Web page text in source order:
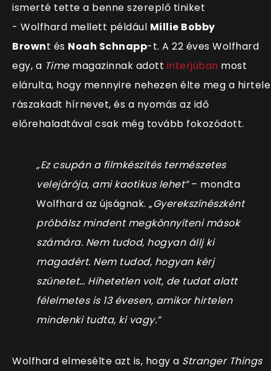
ismerté tette a benne szereplő tiniket
- Wolfhard mellett például Millie Bobby
Brownt és Noah Schnapp-t. A 22 éves Wolfhard
egy, a Timemagazinnak adott interjúban most
elárulta, hogy mennyire nehezen élte meg a
rászakadt hírnevet, és a nyomás az idő
előrehaladtával csak még tovább fokozódott.
„Ez csupán a filmkészítés természetes
velejárója, ami kaotikus lehet”– mondta
Wolfhard az újságnak. „Gyerekszínészként
próbálsz mindent megkönnyíteni mások
számára. Nem tudod, hogyan állj ki
magadért. Nem tudod, hogyan kérj
szünetet… Hihetetlen volt, de tudat alatt
félelmetes is 13 évesen, amikor hirtelen
mindenki tudta, ki vagy.”
Wolfhard elmesélte azt is, hogy a Stranger Things